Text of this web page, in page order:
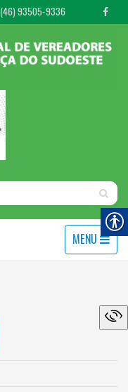
(46) 93505-9336
MENU